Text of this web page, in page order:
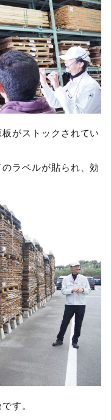
がストックされてい
ラベルが貼られ、効
す。